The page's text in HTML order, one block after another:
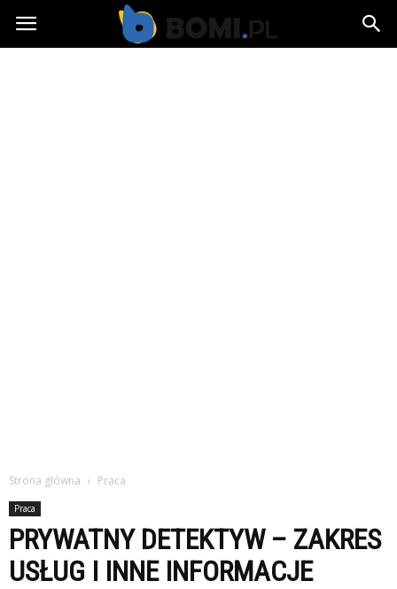
Bomi.pl
Strona główna Praca
Praca
PRYWATNY DETEKTYW – ZAKRES
USŁUG I INNE INFORMACJE